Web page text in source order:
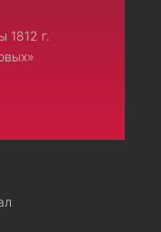
1812 г.